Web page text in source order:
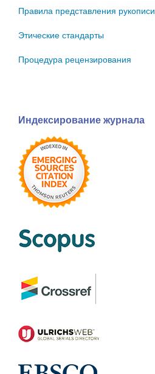
Правила представления рукописи
Этические стандарты
Процедура рецензирования
Индексирование журнала